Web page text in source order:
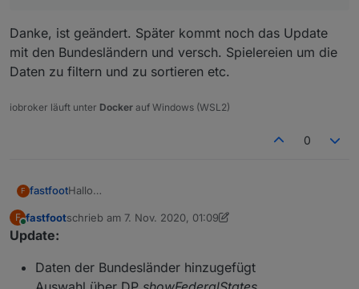
Danke, ist geändert. Später kommt noch das Update
mit den Bundesländern und versch. Spielereien um die
Daten zu filtern und zu sortieren etc.
iobroker läuft unter Docker auf Windows (WSL2)
0
F fastfootHallo
Österreichhabe ich einmal versucht, die Daten für
Covid 19 Adapter, weshalb er vor Nutzung installiert
und konfiguriert(Städte und Kreise) werden muss
Ich hoffe jemand kann es gebrauchen, über Feedback
Eigene Kreise/Städte können definiert werden,
F
Online
fastfootschrieb am 7. Nov. 2020, 01:09
zuletzt editiert von fastfoot11. Juli 2020, 07:01
Update:
Daten der Bundesländer hinzugefügt